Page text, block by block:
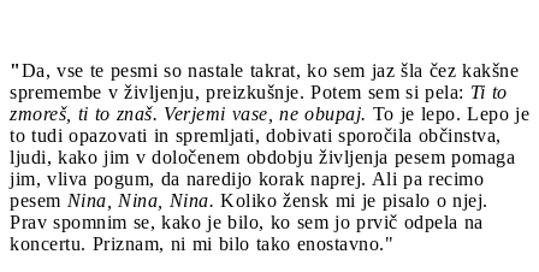
"Da, vse te pesmi so nastale takrat, ko sem jaz šla čez kakšne
spremembe v življenju, preizkušnje. Potem sem si pela: Ti to
zmoreš, ti to znaš. Verjemi vase, ne obupaj. To je lepo. Lepo je
to tudi opazovati in spremljati, dobivati sporočila občinstva,
ljudi, kako jim v določenem obdobju življenja pesem pomaga
jim, vliva pogum, da naredijo korak naprej. Ali pa recimo
pesem Nina, Nina, Nina. Koliko žensk mi je pisalo o njej.
Prav spomnim se, kako je bilo, ko sem jo prvič odpela na
koncertu. Priznam, ni mi bilo tako enostavno."